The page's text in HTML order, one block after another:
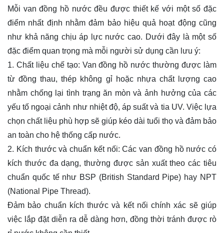
Mỗi van đồng hồ nước đều được thiết kế với một số đặc
điểm nhất định nhằm đảm bảo hiệu quả hoạt động cũng
như khả năng chịu áp lực nước cao. Dưới đây là một số
đặc điểm quan trọng mà mỗi người sử dụng cần lưu ý:
1. Chất liệu chế tạo: Van đồng hồ nước thường được làm
từ đồng thau, thép không gỉ hoặc nhựa chất lượng cao
nhằm chống lại tình trạng ăn mòn và ảnh hưởng của các
yếu tố ngoại cảnh như nhiệt độ, áp suất và tia UV. Việc lựa
chọn chất liệu phù hợp sẽ giúp kéo dài tuổi thọ và đảm bảo
an toàn cho hệ thống cấp nước.
2. Kích thước và chuẩn kết nối: Các van đồng hồ nước có
kích thước đa dạng, thường được sản xuất theo các tiêu
chuẩn quốc tế như BSP (British Standard Pipe) hay NPT
(National Pipe Thread).
Đảm bảo chuẩn kích thước và kết nối chính xác sẽ giúp
việc lắp đặt diễn ra dễ dàng hơn, đồng thời tránh được rò